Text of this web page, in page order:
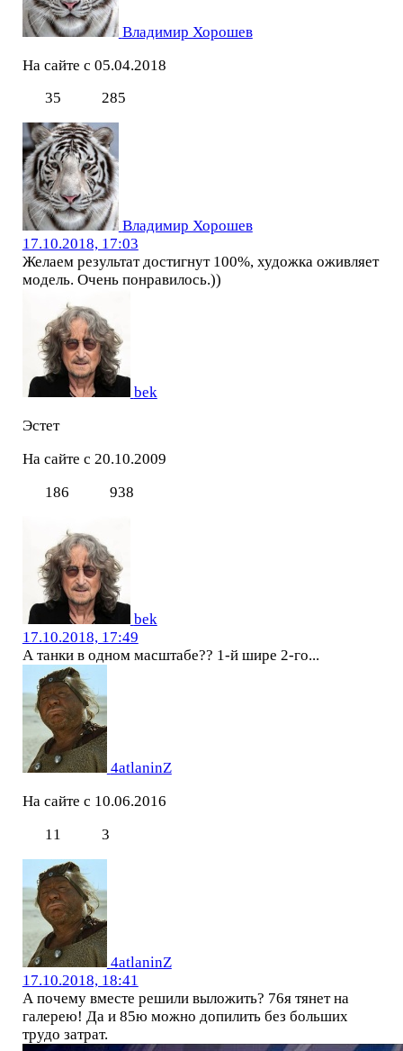
Владимир Хорошев
На сайте с 05.04.2018
35
285
Владимир Хорошев
17.10.2018, 17:03
Желаем результат достигнут 100%, художка оживляет
модель. Очень понравилось.))
bek
Эстет
На сайте с 20.10.2009
186
938
bek
17.10.2018, 17:49
А танки в одном масштабе?? 1-й шире 2-го...
4atlaninZ
На сайте с 10.06.2016
11
3
4atlaninZ
17.10.2018, 18:41
А почему вместе решили выложить? 76я тянет на
галерею! Да и 85ю можно допилить без больших
трудо затрат.